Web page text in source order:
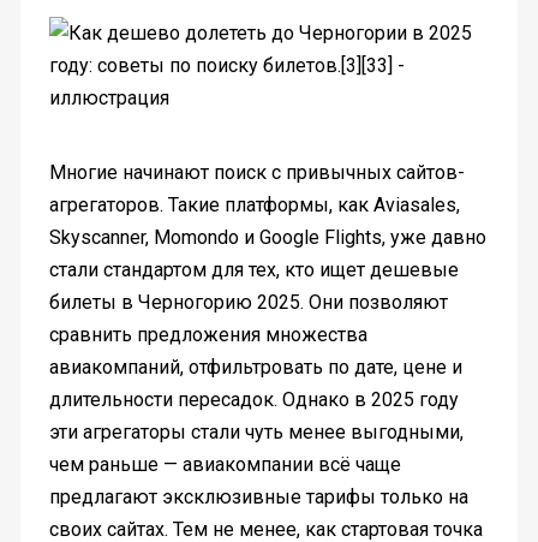
Многие начинают поиск с привычных сайтов-
агрегаторов. Такие платформы, как Aviasales,
Skyscanner, Momondo и Google Flights, уже давно
стали стандартом для тех, кто ищет дешевые
билеты в Черногорию 2025. Они позволяют
сравнить предложения множества
авиакомпаний, отфильтровать по дате, цене и
длительности пересадок. Однако в 2025 году
эти агрегаторы стали чуть менее выгодными,
чем раньше — авиакомпании всё чаще
предлагают эксклюзивные тарифы только на
своих сайтах. Тем не менее, как стартовая точка